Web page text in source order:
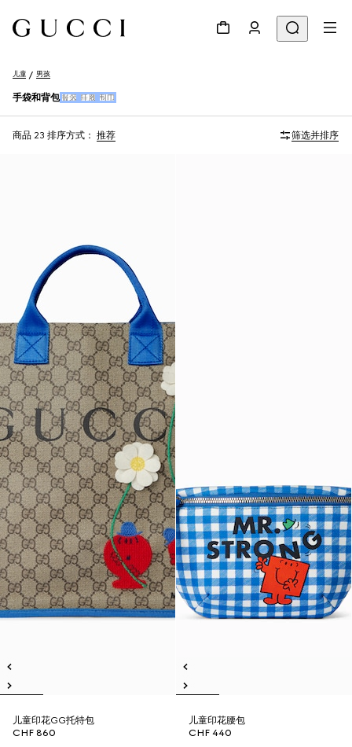
儿童 男孩
手袋和背包服装 鞋履 围巾
商品 23 排序方式： 推荐 筛选并排序
儿童印花GG托特包
CHF 860
儿童印花腰包
CHF 440